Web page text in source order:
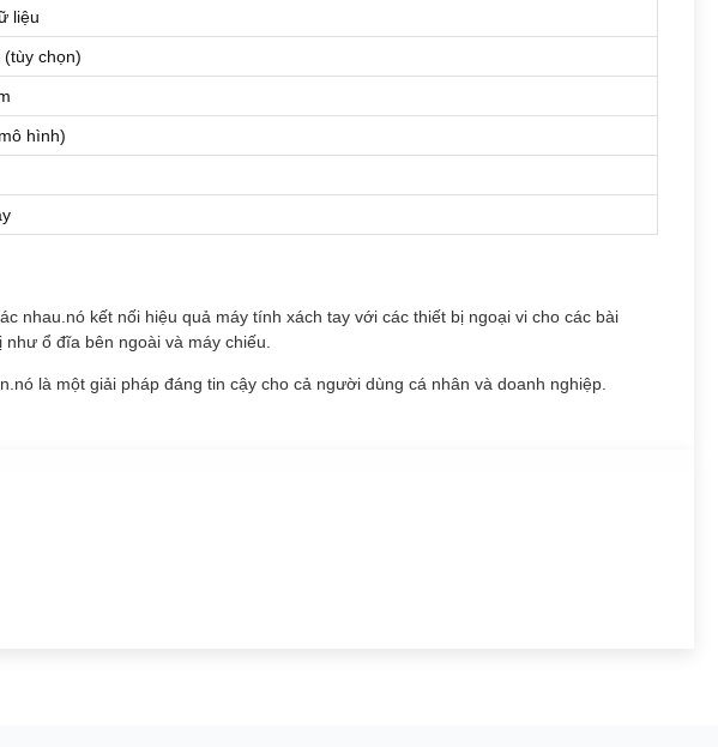
liệu
chọn)
hình)
nhau.nó kết nối hiệu quả máy tính xách tay với các thiết bị ngoại vi cho các bài
ổ đĩa bên ngoài và máy chiếu.
là một giải pháp đáng tin cậy cho cả người dùng cá nhân và doanh nghiệp.